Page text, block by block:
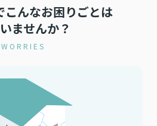
入居前に行う建物不備
に、一緒に来ていただ
こんなお困りごとは
ませんか？
WORRIES